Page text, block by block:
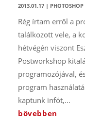
2013.01.17|
Rég írtam erről a
találkozott vele, a
hétvégén viszont
Postworkshop
programozójával,
program
kaptunk infót,...
bővebben